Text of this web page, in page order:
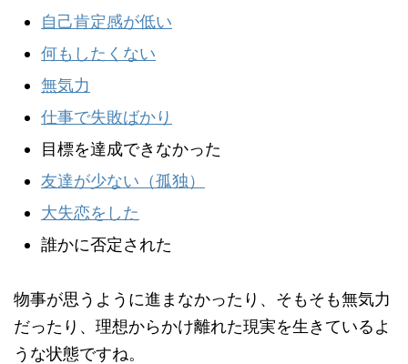
自己肯定感が低い
何もしたくない
無気力
仕事で失敗ばかり
目標を達成できなかった
友達が少ない（孤独）
大失恋をした
誰かに否定された
物事が思うように進まなかったり、そもそも無気力
だったり、理想からかけ離れた現実を生きているよ
うな状態ですね。